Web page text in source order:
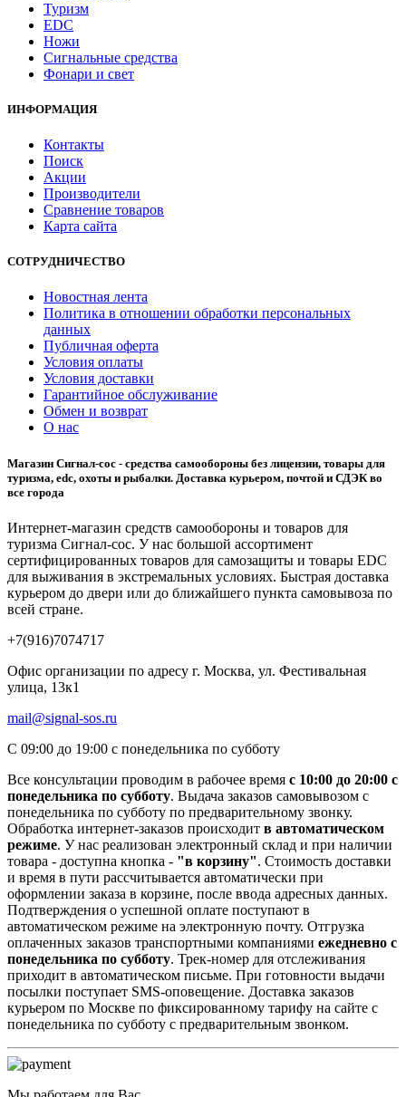
Туризм
EDC
Ножи
Сигнальные средства
Фонари и свет
ИНФОРМАЦИЯ
Контакты
Поиск
Акции
Производители
Сравнение товаров
Карта сайта
СОТРУДНИЧЕСТВО
Новостная лента
Политика в отношении обработки персональных
данных
Публичная оферта
Условия оплаты
Условия доставки
Гарантийное обслуживание
Обмен и возврат
О нас
Магазин Сигнал-сос - средства самообороны без лицензии, товары для
туризма, edc, охоты и рыбалки. Доставка курьером, почтой и СДЭК во
все города
Интернет-магазин средств самообороны и товаров для
туризма Сигнал-сос. У нас большой ассортимент
сертифицированных товаров для самозащиты и товары EDC
для выживания в экстремальных условиях. Быстрая доставка
курьером до двери или до ближайшего пункта самовывоза по
всей стране.
+7(916)7074717
Офис организации по адресу г. Москва, ул. Фестивальная
улица, 13к1
mail@signal-sos.ru
С 09:00 до 19:00 с понедельника по субботу
Все консультации проводим в рабочее время c 10:00 до 20:00 с
понедельника по субботу. Выдача заказов самовывозом с
понедельника по субботу по предварительному звонку.
Обработка интернет-заказов происходит в автоматическом
режиме. У нас реализован электронный склад и при наличии
товара - доступна кнопка - "в корзину". Стоимость доставки
и время в пути рассчитывается автоматически при
оформлении заказа в корзине, после ввода адресных данных.
Подтверждения о успешной оплате поступают в
автоматическом режиме на электронную почту. Отгрузка
оплаченных заказов транспортными компаниями ежедневно с
понедельника по субботу. Трек-номер для отслеживания
приходит в автоматическом письме. При готовности выдачи
посылки поступает SMS-оповещение. Доставка заказов
курьером по Москве по фиксированному тарифу на сайте с
понедельника по субботу с предварительным звонком.